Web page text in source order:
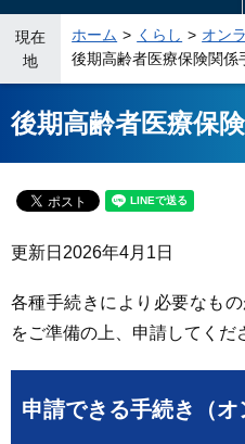
現在
地
ホーム くらし
オン
後期高齢者医療保険関係
後期高齢者医療保
更新日 2026年4月1日
各種手続きにより必要なも
をご準備の上、申請してくだ
申請できる手続き（オ